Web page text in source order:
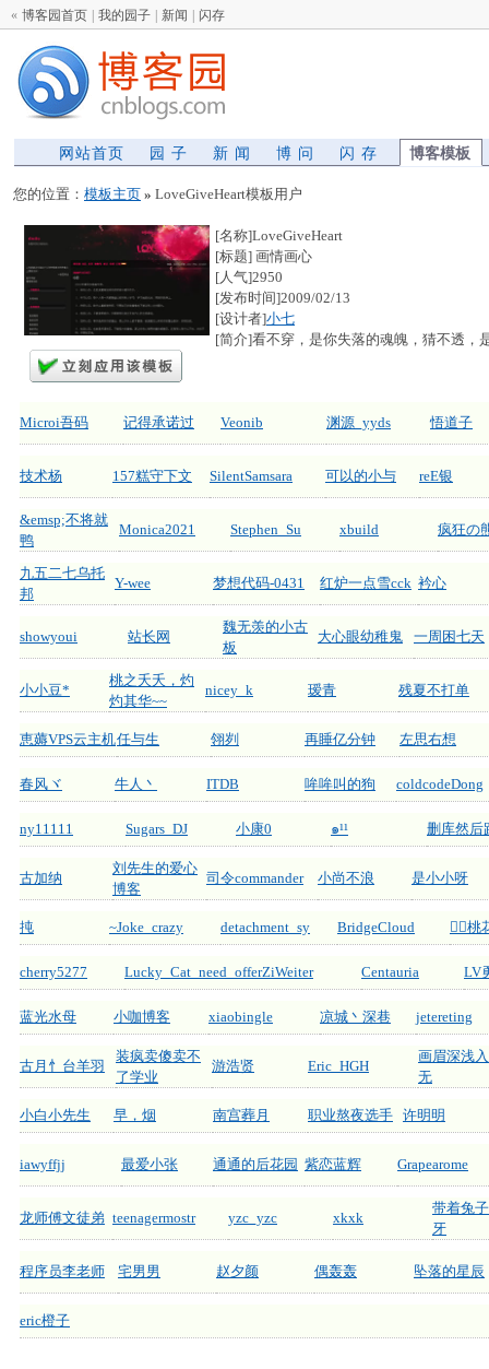
« 博客园首页 我的园子 新闻 闪存
网站首页 园 子 新 闻 博 问 闪 存 博客模板
您的位置： 模板主页 » LoveGiveHeart模板用户
[名称]LoveGiveHeart
[标题] 画情画心
[人气]2950
[发布时间]2009/02/13
[设计者]小七
[简介]看不穿，是你失落的魂魄，猜不透，
Microi吾码 记得承诺过 Veonib 渊源_yyds 悟道子
技术杨 157糕守下文 SilentSamsara 可以的小与 reE银
&emsp;不将就
鸭
Monica2021 Stephen_Su xbuild 疯狂の
九五二七乌托
邦
Y-wee 梦想代码-0431 红炉一点雪cck 衿心
showyoui 站长网
魏无羡的小古
板
大心眼幼稚鬼 一周困七天
小小豆*
桃之夭夭，灼
灼其华~~
nicey_k 瑷青 残夏不打单
恵薅VPS云主机任与生 翎刿 再睡亿分钟 左思右想
春风ヾ 牛人丶 ITDB 哞哞叫的狗 coldcodeDong
ny11111 Sugars_DJ 小康0 ๑¹¹ 删库然后
古加纳
刘先生的爱心
博客
司令commander 小尚不浪 是小小呀
扽 ~Joke_crazy detachment_sy BridgeCloud ᅟᅠ桃
cherry5277 Lucky_Cat_need_offerZiWeiter Centauria LV
蓝光水母 小咖博客 xiaobingle 凉城丶深巷 jetereting
古月忄台羊羽
装疯卖傻卖不
了学业
游浩贤 Eric_HGH
画眉深浅
无
小白小先生 早，烟 南宫葬月 职业熬夜选手 许明明
iawyffjj 最爱小张 通通的后花园 紫恋蓝辉 Grapearome
龙师傅文徒弟 teenagermostr yzc_yzc xkxk
带着兔
牙
程序员李老师 宅男男 赵夕颜 偶轰轰 坠落的星辰
eric橙子